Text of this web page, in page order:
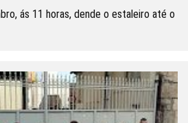
ás 11 horas, dende o estaleiro até o